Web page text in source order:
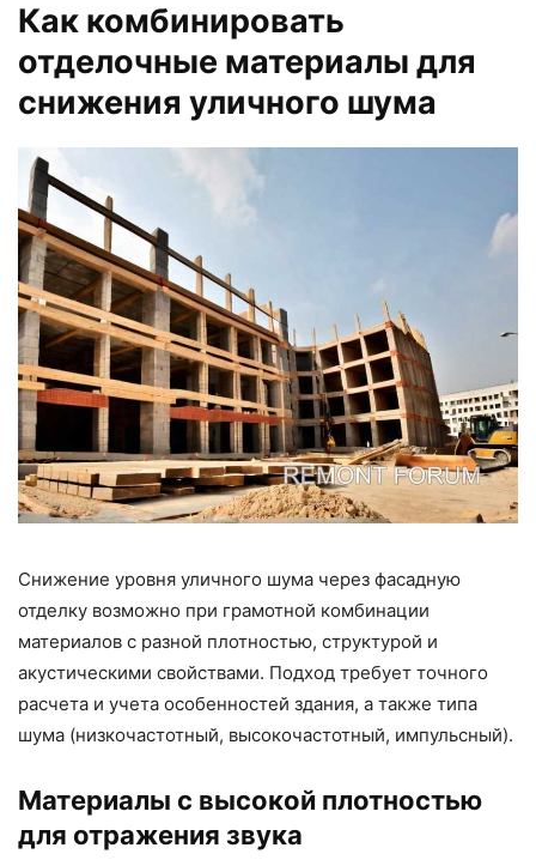
Как комбинировать
отделочные материалы для
снижения уличного шума
Снижение уровня уличного шума через фасадную
отделку возможно при грамотной комбинации
материалов с разной плотностью, структурой и
акустическими свойствами. Подход требует точного
расчета и учета особенностей здания, а также типа
шума (низкочастотный, высокочастотный, импульсный).
Материалы с высокой плотностью
для отражения звука